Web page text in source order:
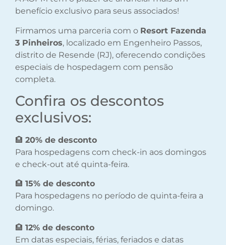
benefício exclusivo para seus associados!
Firmamos uma parceria com o Resort Fazenda
3 Pinheiros, localizado em Engenheiro Passos,
distrito de Resende (RJ), oferecendo condições
especiais de hospedagem com pensão
completa.
Confira os descontos
exclusivos:
🏨 20% de desconto
Para hospedagens com check-in aos domingos
e check-out até quinta-feira.
🏨 15% de desconto
Para hospedagens no período de quinta-feira a
domingo.
🏨 12% de desconto
Em datas especiais, férias, feriados e datas